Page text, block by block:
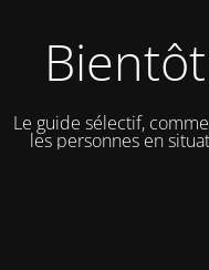
Le guide sélectif,
les personnes en